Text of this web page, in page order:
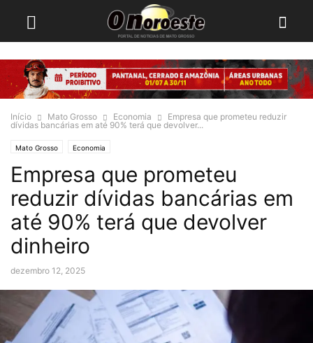
Início Mato Grosso Economia
Empresa que prometeu reduzir
dívidas bancárias em até 90% terá que devolver...
Mato Grosso Economia
Empresa que prometeu
reduzir dívidas bancárias em
até 90% terá que devolver
dinheiro
dezembro 12, 2025